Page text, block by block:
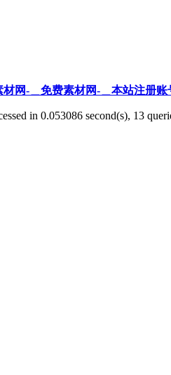
材网-＿免费素材网-＿本站注册账
in 0.053086 second(s), 13